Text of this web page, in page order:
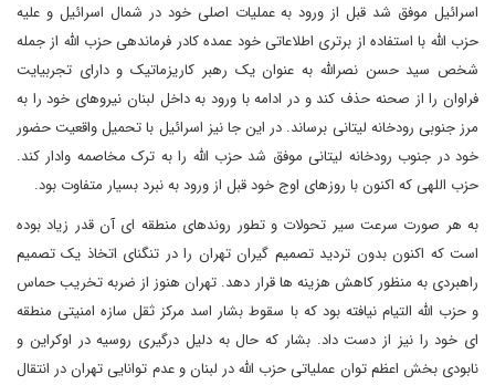
اسرائیل موفق شد قبل از ورود به عملیات اصلی خود در شمال اسرائیل و علیه
حزب الله با استفاده از برتری اطلاعاتی خود عمده کادر فرماندهی حزب الله از جمله
شخص سید حسن نصرالله به عنوان یک رهبر کاریزماتیک و دارای تجربیایت
فراوان را از صحنه حذف کند و در ادامه با ورود به داخل لبنان نیروهای خود را به
مرز جنوبی رودخانه لیتانی برساند. در این جا نیز اسرائیل با تحمیل واقعیت حضور
خود در جنوب رودخانه لیتانی موفق شد حزب الله را به ترک مخاصمه وادار کند.
حزب اللهی که اکنون با روزهای اوج خود قبل از ورود به نبرد بسیار متفاوت بود.
به هر صورت سرعت سیر تحولات و تطور روندهای منطقه ای آن قدر زیاد بوده
است که اکنون بدون تردید تصمیم گیران تهران را در تنگنای اتخاذ یک تصمیم
راهبردی به منظور کاهش هزینه ها قرار دهد. تهران هنوز از ضربه تخریب حماس
و حزب الله التیام نیافته بود که با سقوط بشار اسد مرکز ثقل سازه امنیتی منطقه
ای خود را نیز از دست داد. بشار که حال به دلیل درگیری روسیه در اوکراین و
نابودی بخش اعظم توان عملیاتی حزب الله در لبنان و عدم توانایی تهران در انتقال